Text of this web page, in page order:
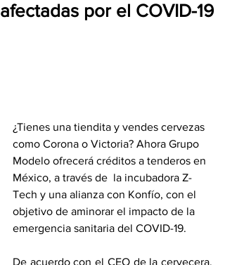
afectadas por el COVID-19
¿Tienes una tiendita y vendes cervezas
como Corona o Victoria? Ahora Grupo
Modelo ofrecerá créditos a tenderos en
México, a través de  la incubadora Z-
Tech y una alianza con Konfío, con el
objetivo de aminorar el impacto de la
emergencia sanitaria del COVID-19.
De acuerdo con el CEO de la cervecera,